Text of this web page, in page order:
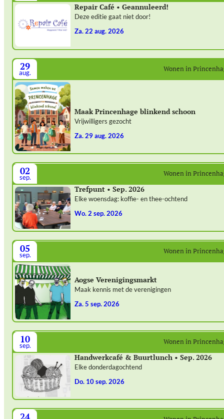
Repair Café • Geannuleerd!
Deze editie gaat niet door!
za. 22 aug. 2026
29
aug. Wonen in
Maak Princenhage blinkend schoon
Vrijwilligers gezocht
za. 29 aug. 2026
02
sep. Wonen in
Trefpunt • Sep. 2026
Elke woensdag: koffie- en thee-ochtend
wo. 2 sep. 2026
05
sep. Wonen in
Aogse Verenigingsmarkt
Maak kennis met de verenigingen
za. 5 sep. 2026
10
sep. Wonen in
Handwerkcafé & Buurtlunch • Sep. 2026
Elke donderdagochtend
do. 10 sep. 2026
24